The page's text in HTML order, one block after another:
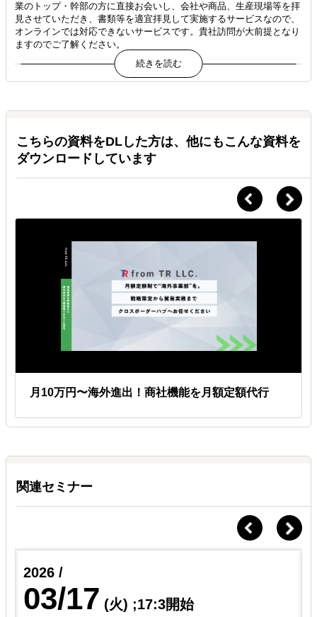
業のトップ・幹部の方に直接お会いし、会社や商品、生産現場等を拝
見させていただき、書類等を適宜拝見して実施するサービスなので、
オンラインでは対応できないサービスです。貴社訪問が大前提となり
ますのでご了解ください。
Ｑ.他に費用はかかりますか
Ａ.
時期により異なりますが、目安は東京・大阪近郊で往復４万円前後、
福岡で３万円前後です。宿泊費は頂戴していません。
Ａ.
① 決算書３期分（損益計算書・貸借対照表・製造原価報告書・一般
管理費明細）
② 商品のカタログ、写真、資料等
③ その他参考になる資料
申込方法を教えてください
申込書をご返送ください、オンラインでも申し込めます
申込には当社指定の申込書にご記入の上、ご返送ください。
オンラインでの申込希望の方は、フォームをお送りします。
こちらの資料をDLした方は、他にもこんな資料を
ダウンロードしています
月10万円〜海外進出！商社機能を月額定額代行
関連セミナー
2026 /
03/17 (火) ;17:3開始